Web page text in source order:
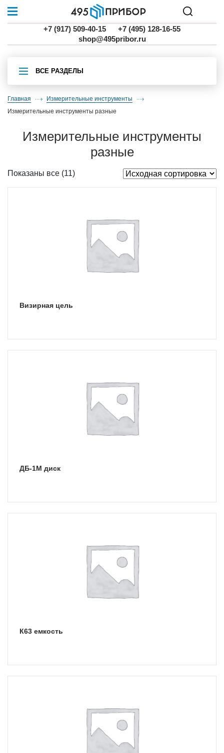
+7 (917) 509-40-15
+7 (495) 128-16-55
shop@495pribor.ru
ВСЕ РАЗДЕЛЫ
Главная
Измерительные инструменты
измерительные инструменты разные
измерительные инструменты
разные
Показаны все (11)
Визирная цель
ДБ-1М диск
К63 емкость